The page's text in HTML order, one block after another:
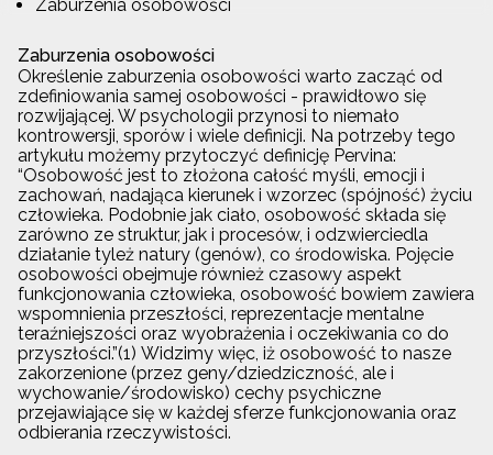
Zaburzenia osobowości
Zaburzenia osobowości
Określenie zaburzenia osobowości warto zacząć od
zdefiniowania samej osobowości - prawidłowo się
rozwijającej. W psychologii przynosi to niemało
kontrowersji, sporów i wiele definicji. Na potrzeby tego
artykułu możemy przytoczyć definicję Pervina:
“Osobowość jest to złożona całość myśli, emocji i
zachowań, nadająca kierunek i wzorzec (spójność) życiu
człowieka. Podobnie jak ciało, osobowość składa się
zarówno ze struktur, jak i procesów, i odzwierciedla
działanie tyleż natury (genów), co środowiska. Pojęcie
osobowości obejmuje również czasowy aspekt
funkcjonowania człowieka, osobowość bowiem zawiera
wspomnienia przeszłości, reprezentacje mentalne
teraźniejszości oraz wyobrażenia i oczekiwania co do
przyszłości.”(1) Widzimy więc, iż osobowość to nasze
zakorzenione (przez geny/dziedziczność, ale i
wychowanie/środowisko) cechy psychiczne
przejawiające się w każdej sferze funkcjonowania oraz
odbierania rzeczywistości.